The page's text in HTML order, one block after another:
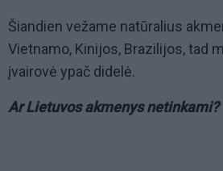
Šiandien vežame natūralius
Vietnamo, Kinijos, Brazilijos, tad
įvairovė ypač didelė.
Ar Lietuvos akmenys netinkami?